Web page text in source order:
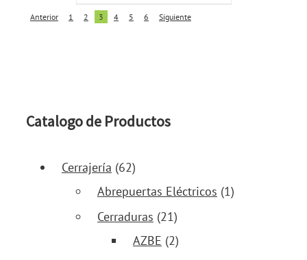
Anterior 1 2 3 4 5 6 Siguiente
Catalogo de Productos
Cerrajería (62)
Abrepuertas Eléctricos (1)
Cerraduras (21)
AZBE (2)